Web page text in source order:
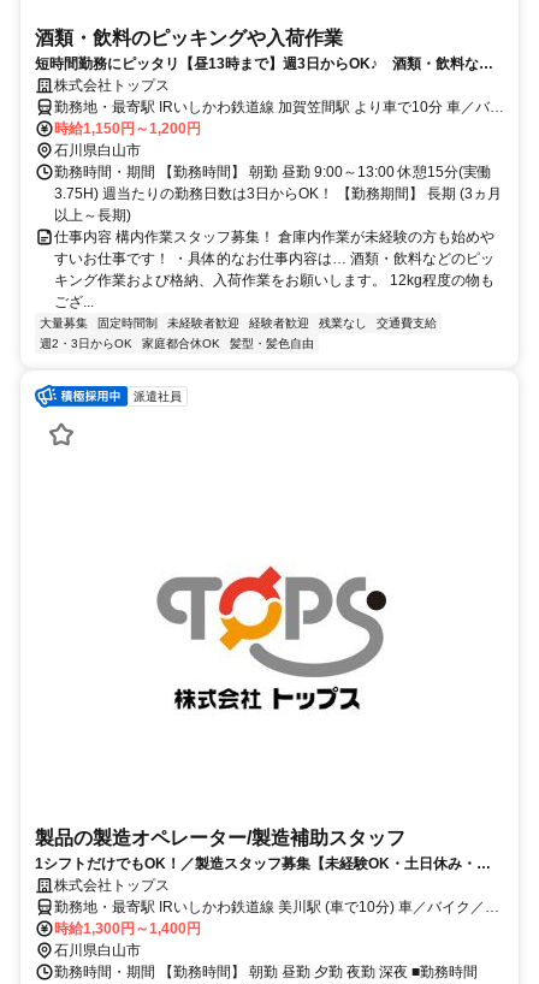
酒類・飲料のピッキングや入荷作業
短時間勤務にピッタリ【昼13時まで】週3日からOK♪ 酒類・飲料など
のピッキング
株式会社トップス
勤務地・最寄駅 IRいしかわ鉄道線 加賀笠間駅 より車で10分 車／バイ
ク／自転車通勤OK！
時給1,150円～1,200円
石川県白山市
勤務時間・期間 【勤務時間】 朝勤 昼勤 9:00～13:00 休憩15分(実働
3.75H) 週当たりの勤務日数は3日からOK！ 【勤務期間】 長期 (3ヵ月
以上～長期)
仕事内容 構内作業スタッフ募集！ 倉庫内作業が未経験の方も始めや
すいお仕事です！ ・具体的なお仕事内容は… 酒類・飲料などのピッ
キング作業および格納、入荷作業をお願いします。 12kg程度の物も
ござ...
大量募集 固定時間制 未経験者歓迎 経験者歓迎 残業なし
交通費支給
週2・3日からOK
家庭都合休OK 髪型・髪色自由
派遣社員
製品の製造オペレーター/製造補助スタッフ
1シフトだけでもOK！／製造スタッフ募集【未経験OK・土日休み・増
員中♪】
株式会社トップス
勤務地・最寄駅 IRいしかわ鉄道線 美川駅 (車で10分) 車／バイク／自
転車通勤ＯＫ！
時給1,300円～1,400円
石川県白山市
勤務時間・期間 【勤務時間】 朝勤 昼勤 夕勤 夜勤 深夜 ■勤務時間